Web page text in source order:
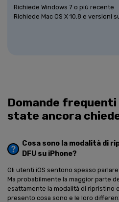
Richiede Windows 7 o più recente
Richiede Mac OS X 10.8 e versioni
Domande frequenti
state ancora
Cosa sono la modalità di
DFU su iPhone?
Gli utenti iOS sentono spesso parlare
Ma probabilmente la maggior parte
esattamente la modalità di ripristino e
presento cosa sono e le loro